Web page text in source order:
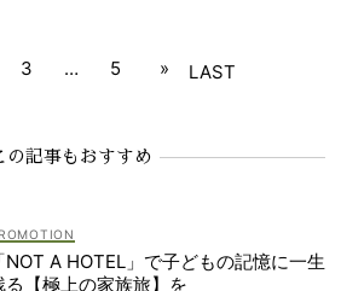
I.D（フレイ アイディー）
3 … 5 » LAST
の記事もおすすめ
「NOT A HOTEL」で子どもの記憶に一生
る【極上の家族旅】を